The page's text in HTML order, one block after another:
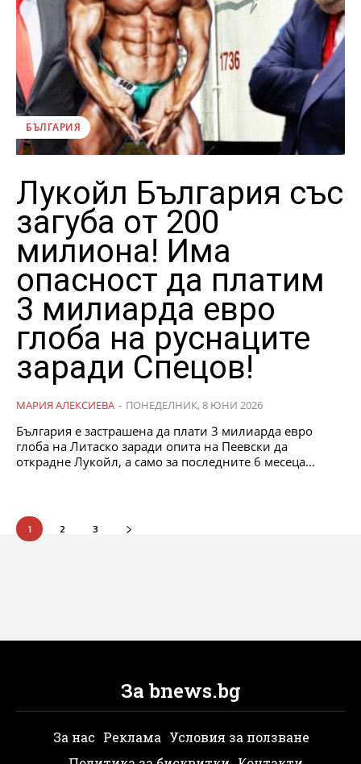
БЪЛГАРИЯ
Лукойл България със
загуба от 200
милиона! Има
опасност да платим
3 милиарда евро
глоба на руснаците
заради Спецов!
МАРИЯ АЛЕКСИЕВА - ПОНЕДЕЛНИК, 8 ЮНИ 2026
България е застрашена да плати 3 милиарда евро
глоба на Литаско заради опита на Пеевски да
открадне Лукойл, а само за последните 6 месеца...
1 2 3
За bnews.bg
За нас Реклама Условия за ползване